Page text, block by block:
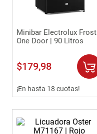
Minibar Electrolux Frost
One Door | 90 Litros
$179,98
¡En hasta 18 cuotas!